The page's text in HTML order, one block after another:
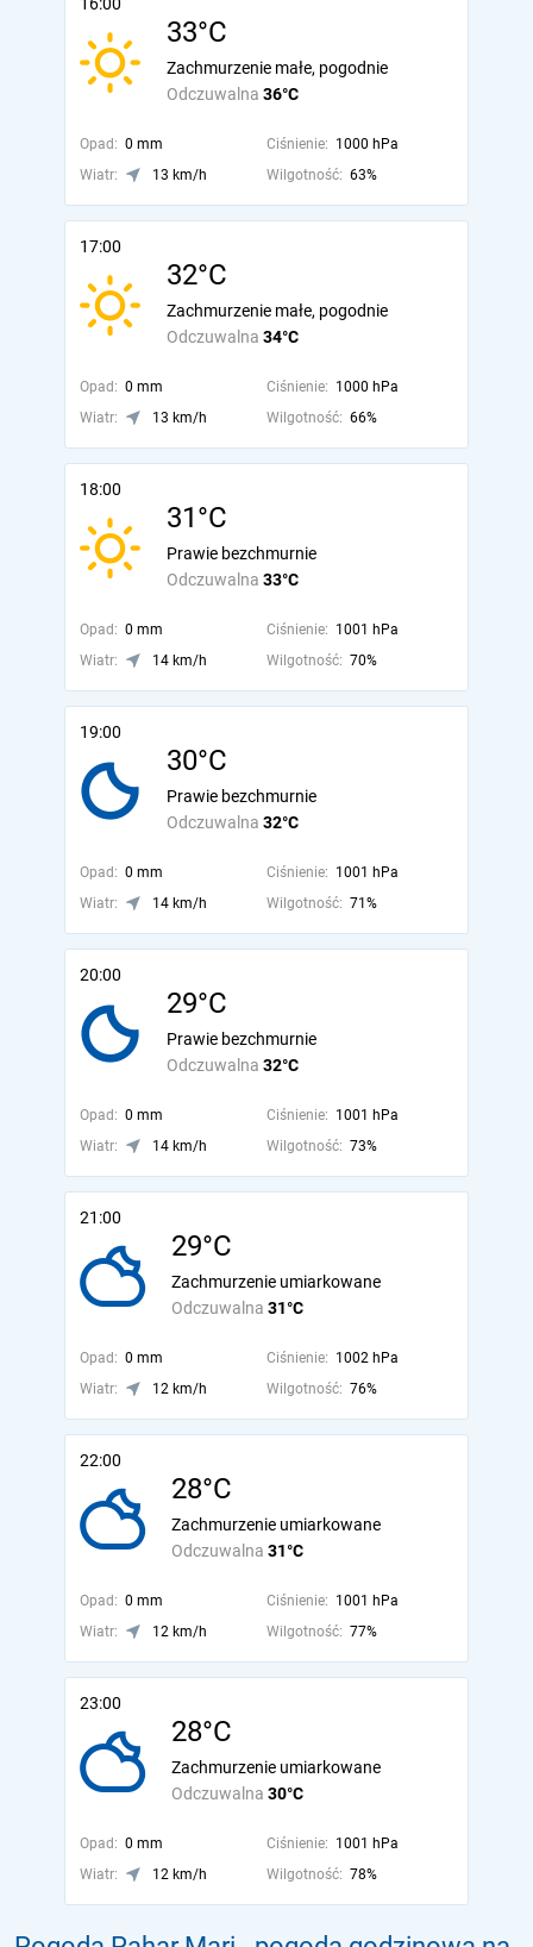
33°C
Odczuwalna 36°C
Zachmurzenie małe, pogodnie
Opad: 0 mm Ciśnienie: 1000 hPa
Wiatr:
13 km/h Wilgotność: 63%
17:00
32°C
Odczuwalna 34°C
Zachmurzenie małe, pogodnie
Opad: 0 mm Ciśnienie: 1000 hPa
Wiatr:
13 km/h Wilgotność: 66%
18:00
31°C
Odczuwalna 33°C
Prawie bezchmurnie
Opad: 0 mm Ciśnienie: 1001 hPa
Wiatr:
14 km/h Wilgotność: 70%
19:00
30°C
Odczuwalna 32°C
Prawie bezchmurnie
Opad: 0 mm Ciśnienie: 1001 hPa
Wiatr:
14 km/h Wilgotność: 71%
20:00
29°C
Odczuwalna 32°C
Prawie bezchmurnie
Opad: 0 mm Ciśnienie: 1001 hPa
Wiatr:
14 km/h Wilgotność: 73%
21:00
29°C
Odczuwalna 31°C
Zachmurzenie umiarkowane
Opad: 0 mm Ciśnienie: 1002 hPa
Wiatr:
12 km/h Wilgotność: 76%
22:00
28°C
Odczuwalna 31°C
Zachmurzenie umiarkowane
Opad: 0 mm Ciśnienie: 1001 hPa
Wiatr:
12 km/h Wilgotność: 77%
23:00
28°C
Odczuwalna 30°C
Zachmurzenie umiarkowane
Opad: 0 mm Ciśnienie: 1001 hPa
Wiatr:
12 km/h Wilgotność: 78%